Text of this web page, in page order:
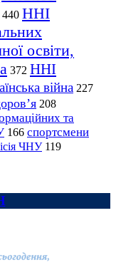
440 ННІ
освіти,
372 ННІ
війна 227
208
та
166 спортсмени
ЧНУ 119